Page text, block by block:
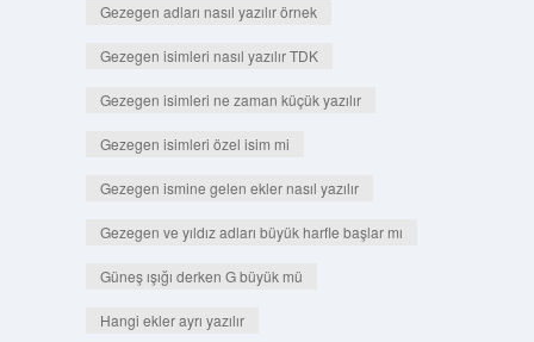
Gezegen adları nasıl yazılır örnek
Gezegen isimleri nasıl yazılır TDK
Gezegen isimleri ne zaman küçük yazılır
Gezegen isimleri özel isim mi
Gezegen ismine gelen ekler nasıl yazılır
Gezegen ve yıldız adları büyük harfle başlar mı
Güneş ışığı derken G büyük mü
Hangi ekler ayrı yazılır